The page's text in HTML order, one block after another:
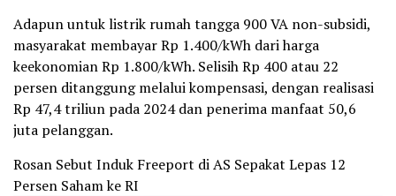
Adapun untuk listrik rumah tangga 900 VA non-subsidi,
masyarakat membayar Rp 1.400/kWh dari harga
keekonomian Rp 1.800/kWh. Selisih Rp 400 atau 22
persen ditanggung melalui kompensasi, dengan realisasi
Rp 47,4 triliun pada 2024 dan penerima manfaat 50,6
juta pelanggan.
Rosan Sebut Induk Freeport di AS Sepakat Lepas 12
Persen Saham ke RI